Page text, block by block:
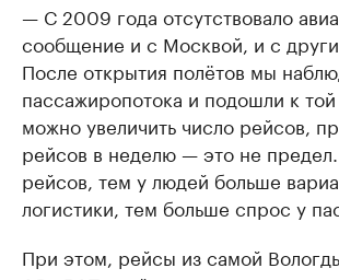
— С 2009 года отсутствовало
сообщение и с Москвой, и с
После открытия полётов мы
пассажиропотока и подошли к
можно увеличить число рейсов,
рейсов в неделю — это не
рейсов, тем у людей больше
логистики, тем больше спрос у
При этом, рейсы из самой